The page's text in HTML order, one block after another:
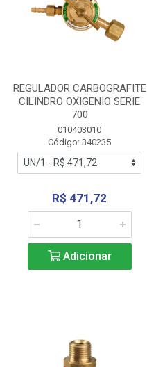
REGULADOR CARBOGRAFITE
CILINDRO OXIGENIO SERIE
700
010403010
Código: 340235
R$ 471,72
Adicionar